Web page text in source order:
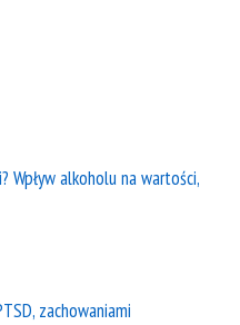
Wpływ alkoholu na wartości,
zachowaniami